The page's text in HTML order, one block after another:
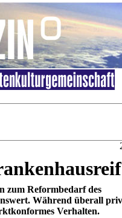
zum Reformbedarf des
Während überall
Verhalten.